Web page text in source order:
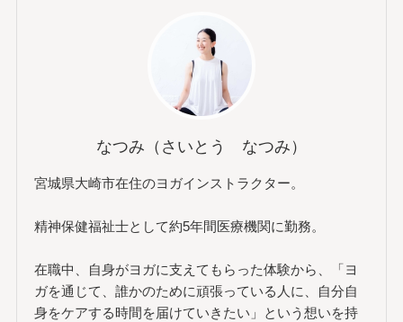
なつみ（さいとう なつみ）
宮城県大崎市在住のヨガインストラクター。
精神保健福祉士として約5年間医療機関に勤務。
在職中、自身がヨガに支えてもらった体験から、「ヨ
ガを通じて、誰かのために頑張っている人に、自分自
身をケアする時間を届けていきたい」という想いを持